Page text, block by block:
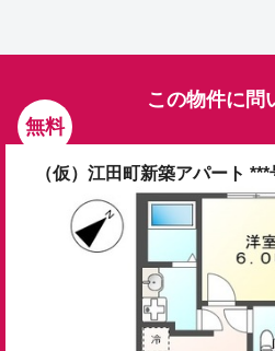
無料
この物件に問
（仮）江田町新築アパート ***